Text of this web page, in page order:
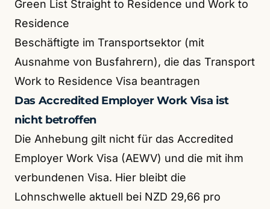
Green List Straight to Residence und Work to
Residence
Beschäftigte im Transportsektor (mit
Ausnahme von Busfahrern), die das Transport
Work to Residence Visa beantragen
Das Accredited Employer Work Visa ist
nicht betroffen
Die Anhebung gilt nicht für das Accredited
Employer Work Visa (AEWV) und die mit ihm
verbundenen Visa. Hier bleibt die
Lohnschwelle aktuell bei NZD 29,66 pro